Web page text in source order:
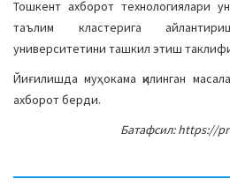
Тошкент ахборот технологиялари
таълим кластерига
университетини ташкил этиш
Йиғилишда муҳокама қилинган
ахборот берди.
Батафсил: https://